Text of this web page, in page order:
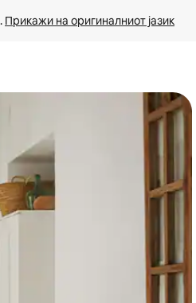
Прикажи на оригиналниот јазик